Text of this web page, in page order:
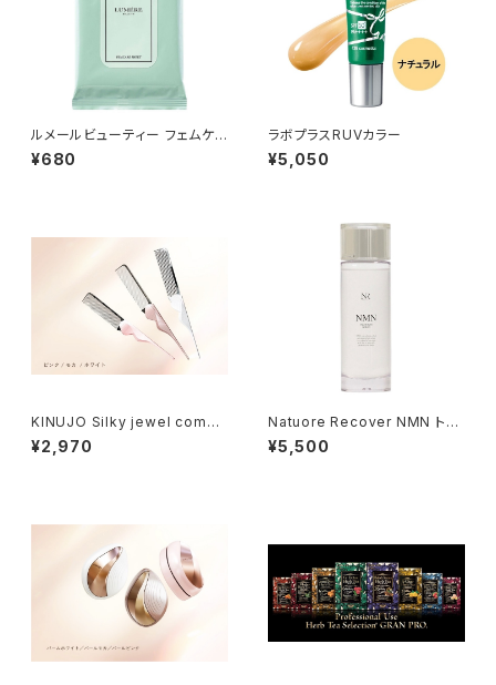
ルメールビューティー フェムケア
シート 10枚
¥680
ラボプラスRUVカラー
¥5,050
KINUJO Silky jewel comb
（シルキー ジュエルコーム）
¥2,970
Natuore Recover NMN トリ
ートメントローション 120ml
¥5,500